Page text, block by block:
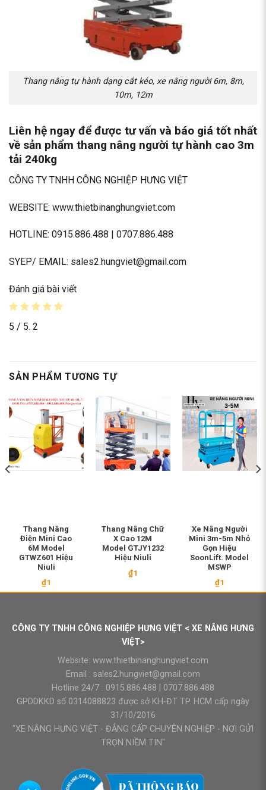
Thang nâng tự hành dạng cắt kéo, xe nâng người 6m, 8m,
10m, 12m
Liên hệ ngay để được tư vấn và báo giá tốt nhất
về sản phẩm thang nâng người tự hành cao 3m
tải 240kg
CÔNG TY TNHH CÔNG NGHIỆP HƯNG VIỆT
WEBSITE: www.thietbinanghungviet.com
HOTLINE: 0915.886.488 | 0707.886.488
SYEP/ EMAIL: sales2.hungviet@gmail.com
Đánh giá bài viết
5 / 5. 2
SẢN PHẨM TƯƠNG TỰ
Thang Nâng
Điện Mini Cao
6M Model
GTWZ601 Hiệu
Niuli
₫1
Thang Nâng Chữ
X Cao 12M
Model GTJY1232
Hiệu Niuli
₫1
Xe Nâng Người
Mini 3m-5m Nhỏ
Gọn Hiệu
SoonLift. Model
MSWP
₫1
CÔNG TY TNHH CÔNG NGHIỆP HƯNG VIỆT < XE NÂNG HƯNG
VIỆT>
Website: www.thietbinanghungviet.com
Email : sales2.hungviet@gmail.com
Hotline 24/7 : 0915.886.488
0707.886.488
GPDDKKD số 0314088823 được sở KH-ĐT TP. HCM cấp ngày
31/10/2016
"XE NÂNG HƯNG VIỆT - ĐẲNG CẤP CHUYÊN NGHIỆP - NƠI GỬI
TRỌN NIỀM TIN"